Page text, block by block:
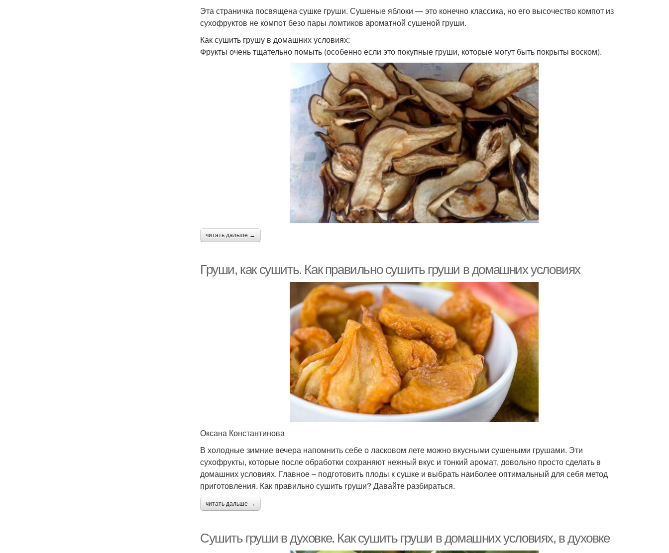
Эта страничка посвящена сушке груши. Сушеные яблоки — это конечно классика, но его высочество компот из
сухофруктов не компот безо пары ломтиков ароматной сушеной груши.
Как сушить грушу в домашних условиях:
Фрукты очень тщательно помыть (особенно если это покупные груши, которые могут быть покрыты воском).
читать дальше →
Груши, как сушить. Как правильно сушить груши в домашних условиях
Оксана Константинова
В холодные зимние вечера напомнить себе о ласковом лете можно вкусными сушеными грушами. Эти
сухофрукты, которые после обработки сохраняют нежный вкус и тонкий аромат, довольно просто сделать в
домашних условиях. Главное – подготовить плоды к сушке и выбрать наиболее оптимальный для себя метод
приготовления. Как правильно сушить груши? Давайте разбираться.
читать дальше →
Сушить груши в духовке. Как сушить груши в домашних условиях, в духовке